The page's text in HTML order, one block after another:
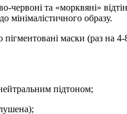
червоні та «морквяні»
мінімалістичного образу.
пігментовані маски (раз
підтоном;